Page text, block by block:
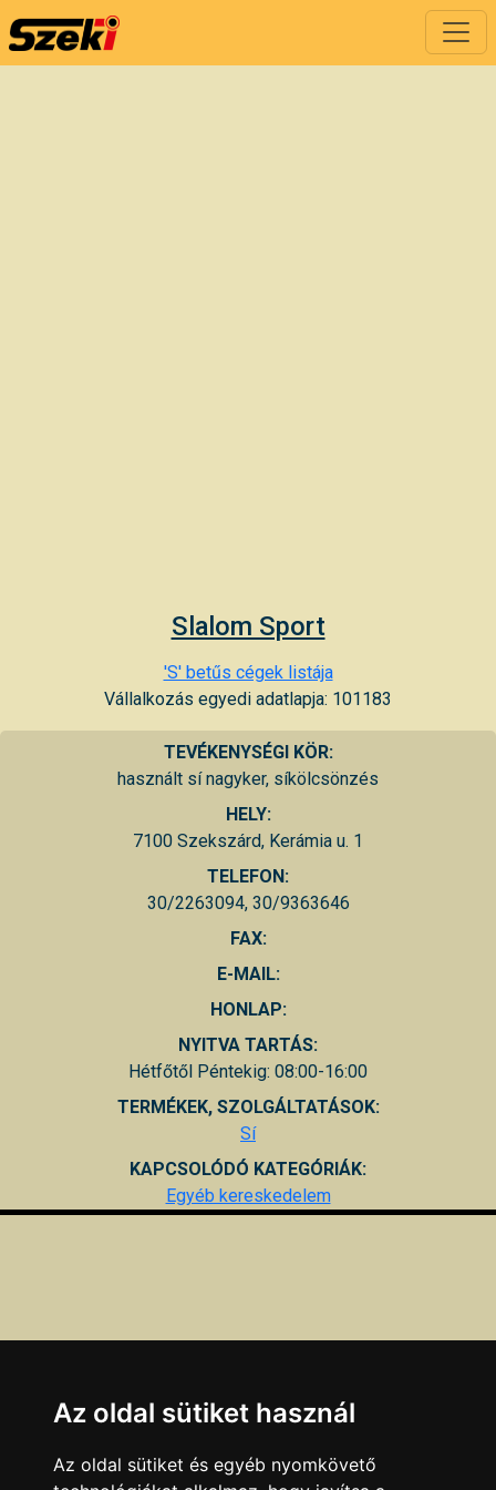
Slalom Sport
'S' betűs cégek listája
Vállalkozás egyedi adatlapja: 101183
TEVÉKENYSÉGI KÖR:
használt sí nagyker, síkölcsönzés
HELY:
7100 Szekszárd, Kerámia u. 1
TELEFON:
30/2263094, 30/9363646
FAX:
E-MAIL:
HONLAP:
NYITVA TARTÁS:
Hétfőtől Péntekig: 08:00-16:00
TERMÉKEK, SZOLGÁLTATÁSOK:
Sí
KAPCSOLÓDÓ KATEGÓRIÁK:
Egyéb kereskedelem
Az oldal sütiket használ
Az oldal sütiket és egyéb nyomkövető